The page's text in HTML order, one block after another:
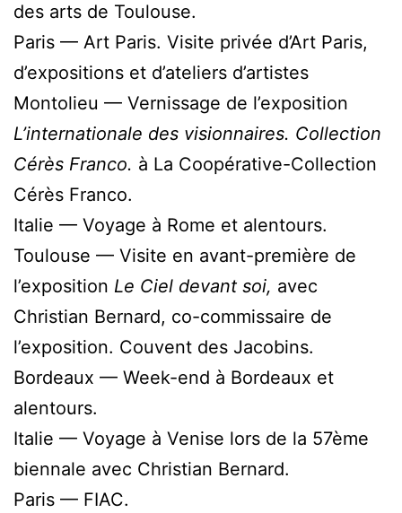
des arts de Toulouse.
Paris — Art Paris. Visite privée d’Art Paris,
d’expositions et d’ateliers d’artistes
Montolieu — Vernissage de l’exposition
L’internationale des visionnaires. Collection
Cérès Franco. à La Coopérative-Collection
Cérès Franco.
Italie — Voyage à Rome et alentours.
Toulouse — Visite en avant-première de
l’exposition Le Ciel devant soi, avec
Christian Bernard, co-commissaire de
l’exposition. Couvent des Jacobins.
Bordeaux — Week-end à Bordeaux et
alentours.
Italie — Voyage à Venise lors de la 57ème
biennale avec Christian Bernard.
Paris — FIAC.